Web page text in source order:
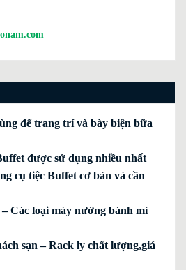
để trang trí và bày biện bữa
được sử dụng nhiều nhất
cụ tiệc Buffet cơ bản và cần
Các loại máy nướng bánh mì
sạn – Rack ly chất lượng,giá